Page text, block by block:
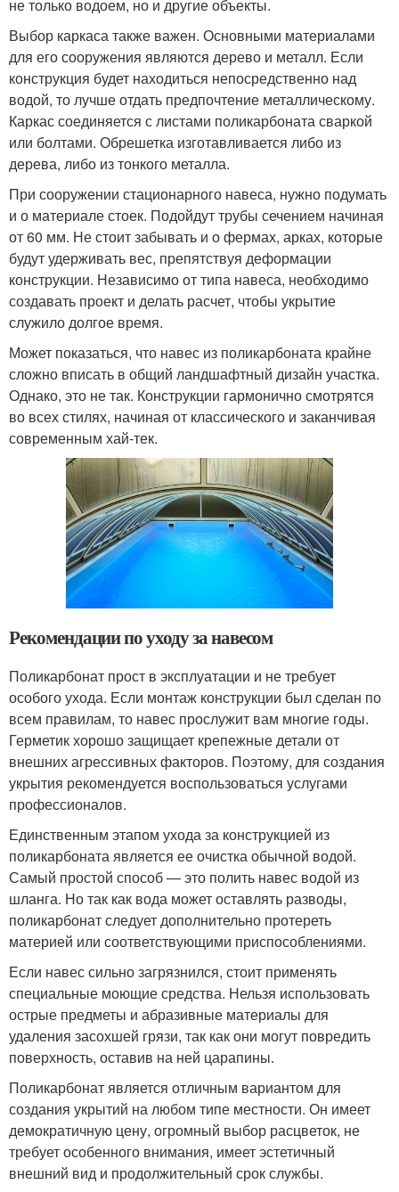
не только водоем, но и другие объекты.
Выбор каркаса также важен. Основными материалами
для его сооружения являются дерево и металл. Если
конструкция будет находиться непосредственно над
водой, то лучше отдать предпочтение металлическому.
Каркас соединяется с листами поликарбоната сваркой
или болтами. Обрешетка изготавливается либо из
дерева, либо из тонкого металла.
При сооружении стационарного навеса, нужно подумать
и о материале стоек. Подойдут трубы сечением начиная
от 60 мм. Не стоит забывать и о фермах, арках, которые
будут удерживать вес, препятствуя деформации
конструкции. Независимо от типа навеса, необходимо
создавать проект и делать расчет, чтобы укрытие
служило долгое время.
Может показаться, что навес из поликарбоната крайне
сложно вписать в общий ландшафтный дизайн участка.
Однако, это не так. Конструкции гармонично смотрятся
во всех стилях, начиная от классического и заканчивая
современным хай-тек.
Рекомендации по уходу за навесом
Поликарбонат прост в эксплуатации и не требует
особого ухода. Если монтаж конструкции был сделан по
всем правилам, то навес прослужит вам многие годы.
Герметик хорошо защищает крепежные детали от
внешних агрессивных факторов. Поэтому, для создания
укрытия рекомендуется воспользоваться услугами
профессионалов.
Единственным этапом ухода за конструкцией из
поликарбоната является ее очистка обычной водой.
Самый простой способ — это полить навес водой из
шланга. Но так как вода может оставлять разводы,
поликарбонат следует дополнительно протереть
материей или соответствующими приспособлениями.
Если навес сильно загрязнился, стоит применять
специальные моющие средства. Нельзя использовать
острые предметы и абразивные материалы для
удаления засохшей грязи, так как они могут повредить
поверхность, оставив на ней царапины.
Поликарбонат является отличным вариантом для
создания укрытий на любом типе местности. Он имеет
демократичную цену, огромный выбор расцветок, не
требует особенного внимания, имеет эстетичный
внешний вид и продолжительный срок службы.